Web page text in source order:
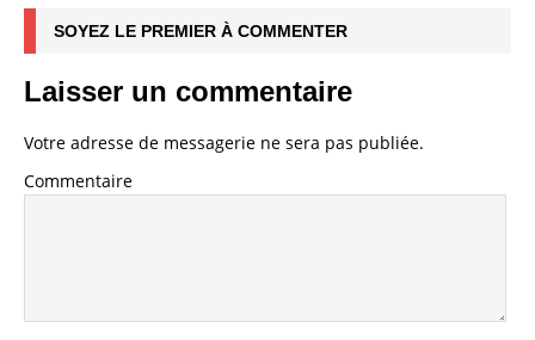
SOYEZ LE PREMIER À COMMENTER
Laisser un commentaire
Votre adresse de messagerie ne sera pas publiée.
Commentaire